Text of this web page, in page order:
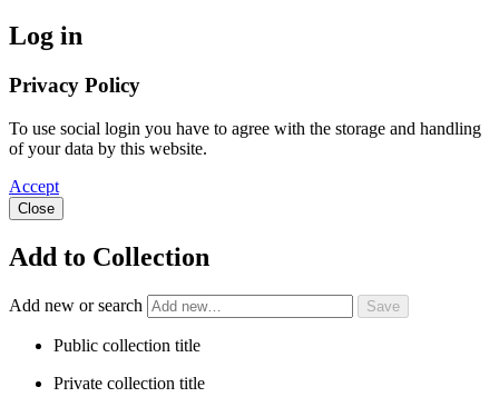
Log in
Privacy Policy
To use social login you have to agree with the storage and handling
of your data by this website.
Accept
Close
Add to Collection
Add new or search
Public collection title
Private collection title